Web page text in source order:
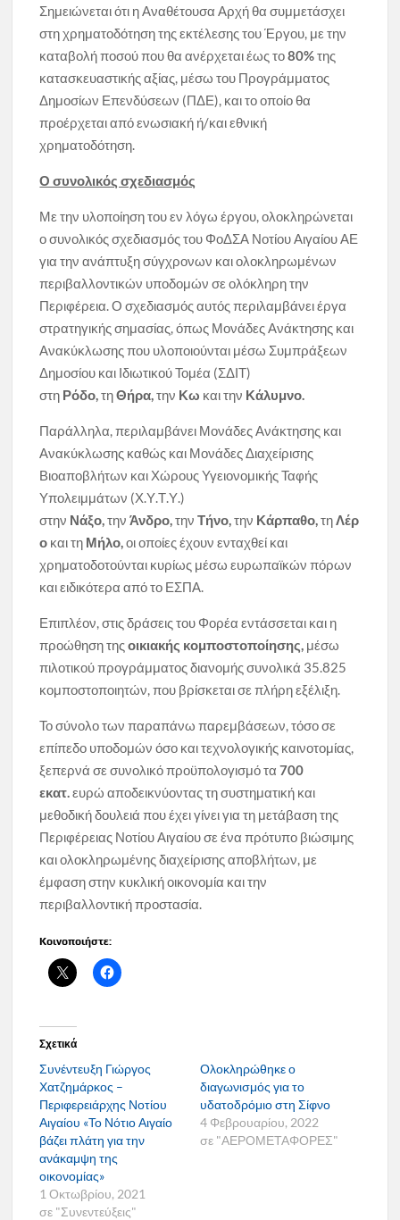
Σημειώνεται ότι η Αναθέτουσα Αρχή θα συμμετάσχει
στη χρηματοδότηση της εκτέλεσης του Έργου, με την
καταβολή ποσού που θα ανέρχεται έως το80%της
κατασκευαστικής αξίας, μέσω του Προγράμματος
Δημοσίων Επενδύσεων (ΠΔΕ), και το οποίο θα
προέρχεται από ενωσιακή ή/και εθνική
χρηματοδότηση.
Ο συνολικός σχεδιασμός
Με την υλοποίηση του εν λόγω έργου, ολοκληρώνεται
ο συνολικός σχεδιασμός του ΦοΔΣΑ Νοτίου Αιγαίου ΑΕ
για την ανάπτυξη σύγχρονων και ολοκληρωμένων
περιβαλλοντικών υποδομών σε ολόκληρη την
Περιφέρεια. Ο σχεδιασμός αυτός περιλαμβάνει έργα
στρατηγικής σημασίας, όπως Μονάδες Ανάκτησης και
Ανακύκλωσης που υλοποιούνται μέσω Συμπράξεων
Δημοσίου και Ιδιωτικού Τομέα (ΣΔΙΤ)
στη Ρόδο, τηΘήρα, την Κω και την Κάλυμνο.
Παράλληλα, περιλαμβάνει Μονάδες Ανάκτησης και
Ανακύκλωσης καθώς και Μονάδες Διαχείρισης
Βιοαποβλήτων και Χώρους Υγειονομικής Ταφής
Υπολειμμάτων (Χ.Υ.Τ.Υ.)
στην Νάξο, τηνΆνδρο, τηνΤήνο, την Κάρπαθο, τη Λέρ
ο και τη Μήλο, οι οποίες έχουν ενταχθεί και
χρηματοδοτούνται κυρίως μέσω ευρωπαϊκών πόρων
και ειδικότερα από το ΕΣΠΑ.
Επιπλέον, στις δράσεις του Φορέα εντάσσεται και η
προώθηση τηςοικιακής κομποστοποίησης, μέσω
πιλοτικού προγράμματος διανομής συνολικά 35.825
κομποστοποιητών, που βρίσκεται σε πλήρη εξέλιξη.
Το σύνολο των παραπάνω παρεμβάσεων, τόσο σε
επίπεδο υποδομών όσο και τεχνολογικής καινοτομίας,
ξεπερνά σε συνολικό προϋπολογισμό τα700
εκατ.ευρώ αποδεικνύοντας τη συστηματική και
μεθοδική δουλειά που έχει γίνει για τη μετάβαση της
Περιφέρειας Νοτίου Αιγαίου σε ένα πρότυπο βιώσιμης
και ολοκληρωμένης διαχείρισης αποβλήτων, με
έμφαση στην κυκλική οικονομία και την
περιβαλλοντική προστασία.
Κοινοποιήστε:
Σχετικά
Συνέντευξη Γιώργος
Χατζημάρκος –
Περιφερειάρχης Νοτίου
Αιγαίου «Το Νότιο Αιγαίο
βάζει πλάτη για την
ανάκαμψη της
οικονομίας»
1 Οκτωβρίου, 2021
σε "Συνεντεύξεις"
Ολοκληρώθηκε ο
διαγωνισμός για το
υδατοδρόμιο στη Σίφνο
4 Φεβρουαρίου, 2022
σε "ΑΕΡΟΜΕΤΑΦΟΡΕΣ"